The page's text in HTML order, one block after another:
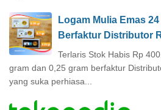
Logam Mulia Emas
Berfaktur Distributor
Terlaris Stok Habis Rp
gram dan 0,25 gram berfaktur
yang suka perhiasa...